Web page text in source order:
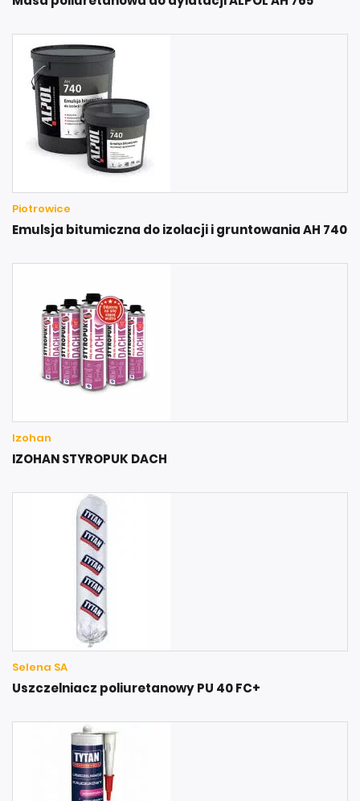
Piotrowice
Emulsja bitumiczna do izolacji i gruntowania AH 740
Izohan
IZOHAN STYROPUK DACH
Selena SA
Uszczelniacz poliuretanowy PU 40 FC+